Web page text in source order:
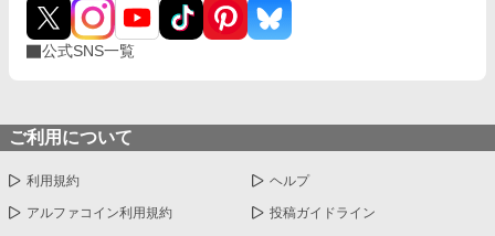
公式SNS一覧
ご利用について
利用規約 ヘルプ
アルファコイン利用規約 投稿ガイドライン